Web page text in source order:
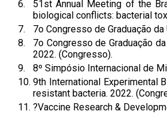
6.
51st Annual Meeting of the
biological conflicts: bacterial
7.
7o Congresso de Graduação da
8.
7o Congresso de Graduação
2022. (Congresso).
9.
8º Simpósio Internacional de
10. 9th International Experimental
resistant bacteria. 2022.
11. ?Vaccine Research &